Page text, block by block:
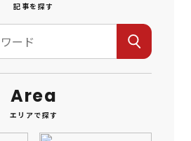
記事を探す
Area
エリアで探す